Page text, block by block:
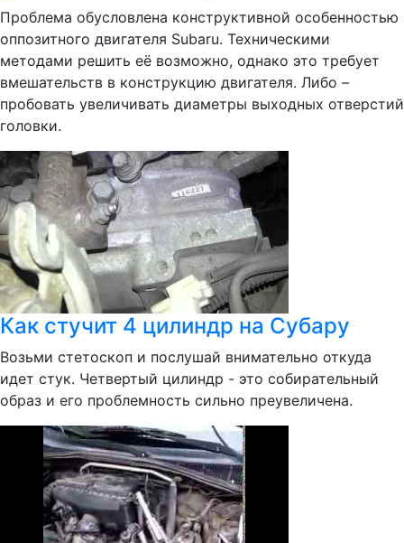
Проблема обусловлена конструктивной особенностью
оппозитного двигателя Subaru. Техническими
методами решить её возможно, однако это требует
вмешательств в конструкцию двигателя. Либо –
пробовать увеличивать диаметры выходных отверстий
головки.
Как стучит 4 цилиндр на Субару
Возьми стетоскоп и послушай внимательно откуда
идет стук. Четвертый цилиндр - это собирательный
образ и его проблемность сильно преувеличена.